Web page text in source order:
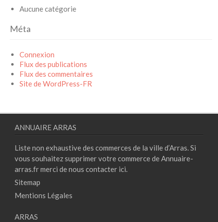
Aucune catégorie
Méta
Connexion
Flux des publications
Flux des commentaires
Site de WordPress-FR
ANNUAIRE ARRAS
Liste non exhaustive des commerces de la ville d’Arras. Si
vous souhaitez supprimer votre commerce de Annuaire-
arras.fr merci de nous contacter ici.
Sitemap
Mentions Légales
ARRAS